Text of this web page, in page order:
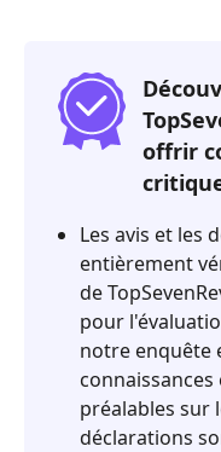
offrir
Les avis et les
entièrement
de
pour
notre enquête
préalables sur
déclarations